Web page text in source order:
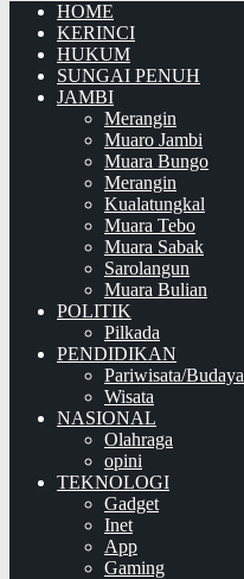
HOME
KERINCI
HUKUM
SUNGAI PENUH
JAMBI
Merangin
Muaro Jambi
Muara Bungo
Merangin
Kualatungkal
Muara Tebo
Muara Sabak
Sarolangun
Muara Bulian
POLITIK
Pilkada
PENDIDIKAN
Pariwisata/Budaya
Wisata
NASIONAL
Olahraga
opini
TEKNOLOGI
Gadget
Inet
App
Gaming